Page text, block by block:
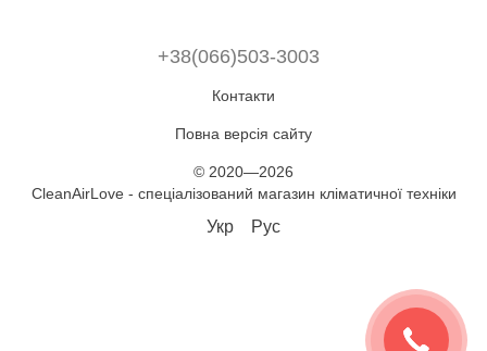
+38(066)503-3003
Контакти
Повна версія сайту
© 2020—2026
CleanAirLove - спеціалізований магазин кліматичної техніки
Укр Рус